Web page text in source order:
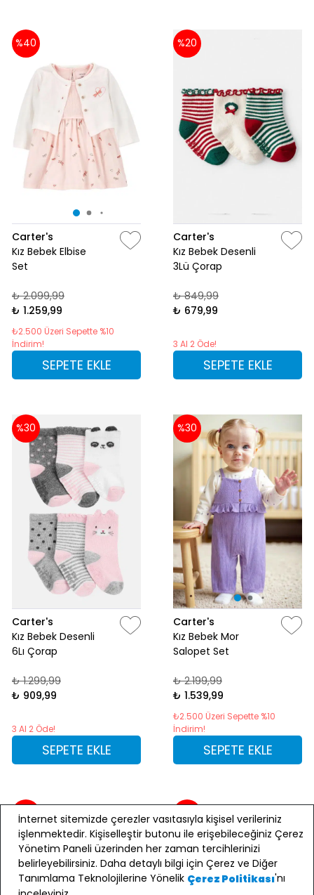
%40
Carter's
Kız Bebek Elbise
Set
₺ 2.099,99
₺ 1.259,99
₺2.500 Üzeri Sepette %10
İndirim!
SEPETE EKLE
%20
Carter's
Kız Bebek Desenli
3Lü Çorap
₺ 849,99
₺ 679,99
3 Al 2 Öde!
SEPETE EKLE
%30
Carter's
Kız Bebek Desenli
6Lı Çorap
₺ 1.299,99
₺ 909,99
3 Al 2 Öde!
SEPETE EKLE
%30
Carter's
Kız Bebek Mor
Salopet Set
₺ 2.199,99
₺ 1.539,99
₺2.500 Üzeri Sepette %10
İndirim!
SEPETE EKLE
%30 %30
İnternet sitemizde çerezler vasıtasıyla kişisel verileriniz
işlenmektedir. Kişiselleştir butonu ile erişebileceğiniz Çerez
Yönetim Paneli üzerinden her zaman tercihlerinizi
belirleyebilirsiniz. Daha detaylı bilgi için Çerez ve Diğer
Tanımlama Teknolojilerine Yönelik Çerez Politikası'nı